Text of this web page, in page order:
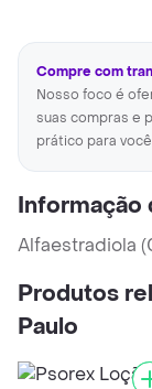
Compre com
Nosso foco é
suas compras e
prático para
Informação
Alfaestradiola
Produtos
Paulo